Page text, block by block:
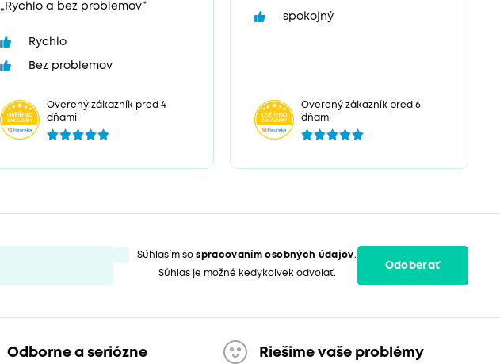
„Rychlo a bez problemov“
Rychlo
Bez problemov
Overený zákazník pred 4
dňami
spokojný
Overený zákazník pred 6
dňami
Súhlasím sospracovaním osobných údajov.
Súhlas je možné kedykoľvek odvolať.
Odoberať
Odborne a seriózne Riešime vaše problémy